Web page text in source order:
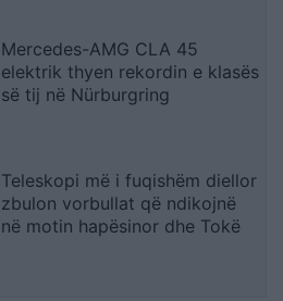
Mercedes-AMG CLA 45
elektrik thyen rekordin e klasës
së tij në Nürburgring
Teleskopi më i fuqishëm diellor
zbulon vorbullat që ndikojnë
në motin hapësinor dhe Tokë